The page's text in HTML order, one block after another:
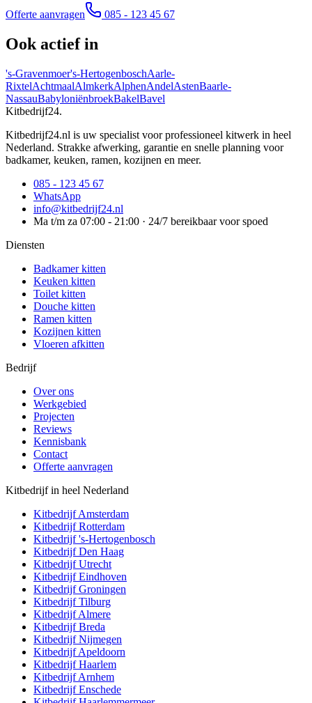
Offerte aanvragen 085 - 123 45 67
Ook actief in
's-Gravenmoer's-HertogenboschAarle-
RixtelAchtmaalAlmkerkAlphenAndelAstenBaarle-
NassauBabyloniënbroekBakelBavel
Kitbedrijf24.
Kitbedrijf24.nl is uw specialist voor professioneel kitwerk in heel
Nederland. Strakke afwerking, garantie en snelle planning voor
badkamer, keuken, ramen, kozijnen en meer.
085 - 123 45 67
WhatsApp
info@kitbedrijf24.nl
Ma t/m za 07:00 - 21:00 · 24/7 bereikbaar voor spoed
Diensten
Badkamer kitten
Keuken kitten
Toilet kitten
Douche kitten
Ramen kitten
Kozijnen kitten
Vloeren afkitten
Bedrijf
Over ons
Werkgebied
Projecten
Reviews
Kennisbank
Contact
Offerte aanvragen
Kitbedrijf in heel Nederland
KitbedrijfAmsterdam
KitbedrijfRotterdam
Kitbedrijf's-Hertogenbosch
KitbedrijfDen Haag
KitbedrijfUtrecht
KitbedrijfEindhoven
KitbedrijfGroningen
KitbedrijfTilburg
KitbedrijfAlmere
KitbedrijfBreda
KitbedrijfNijmegen
KitbedrijfApeldoorn
KitbedrijfHaarlem
KitbedrijfArnhem
KitbedrijfEnschede